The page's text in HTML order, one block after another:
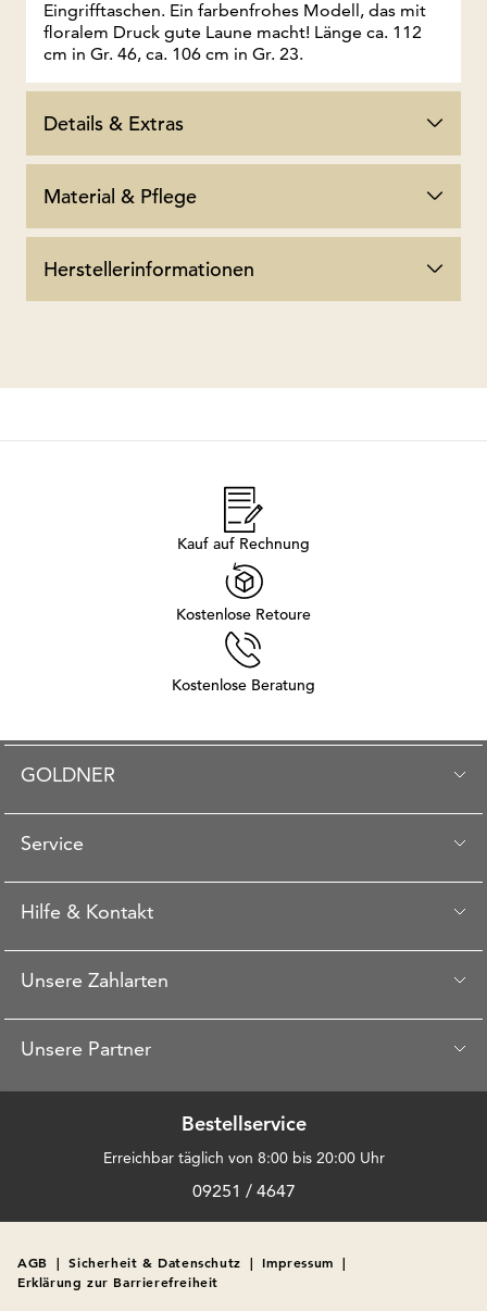
Eingrifftaschen. Ein farbenfrohes Modell, das mit
floralem Druck gute Laune macht! Länge ca. 112
cm in Gr. 46, ca. 106 cm in Gr. 23.
Details & Extras
Material & Pflege
Herstellerinformationen
Kauf auf Rechnung
Kostenlose Retoure
Kostenlose Beratung
GOLDNER
Service
Hilfe & Kontakt
Unsere Zahlarten
Unsere Partner
Bestellservice
Erreichbar täglich von 8:00 bis 20:00 Uhr
09251 / 4647
AGB | Sicherheit & Datenschutz | Impressum |
Erklärung zur Barrierefreiheit